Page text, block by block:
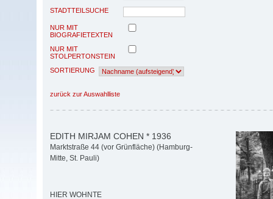
STADTTEILSUCHE
NUR MIT
BIOGRAFIETEXTEN
NUR MIT
STOLPERTONSTEIN
SORTIERUNG
zurück zur Auswahlliste
EDITH MIRJAM COHEN * 1936
Marktstraße 44 (vor Grünfläche) (Hamburg-
Mitte, St. Pauli)
HIER WOHNTE